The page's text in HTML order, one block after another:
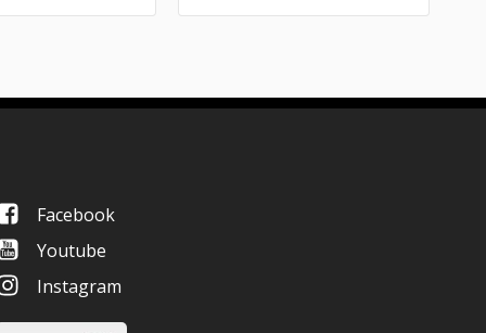
Facebook
Youtube
Instagram